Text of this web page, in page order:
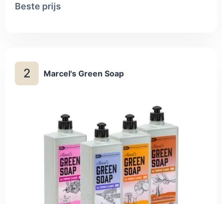
hebt of een allergie.
Beste prijs
2 Marcel's Green Soap